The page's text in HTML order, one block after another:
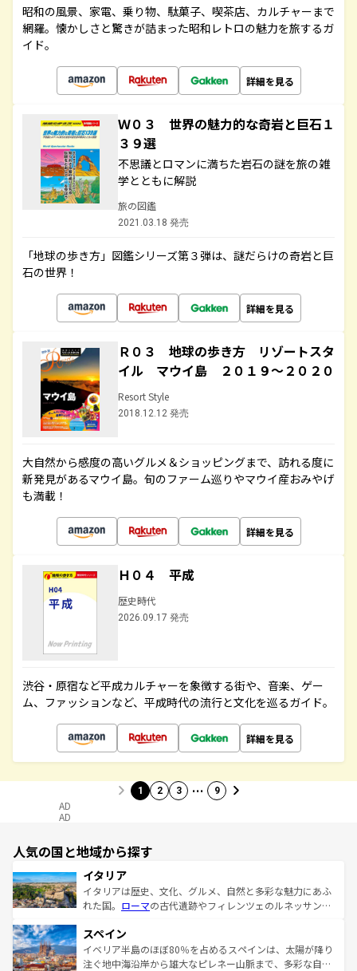
昭和の風景、家電、乗り物、駄菓子、喫茶店、カルチャーまで
網羅。懐かしさと驚きが詰まった昭和レトロの魅力を旅するガ
イド。
詳細を見る
Ｗ０３ 世界の魅力的な奇岩と巨石１
３９選
不思議とロマンに満ちた岩石の謎を旅の雑
学とともに解説
旅の図鑑
2021.03.18 発売
「地球の歩き方」図鑑シリーズ第３弾は、謎だらけの奇岩と巨
石の世界！
詳細を見る
Ｒ０３ 地球の歩き方 リゾートスタ
イル マウイ島 ２０１９～２０２０
Resort Style
2018.12.12 発売
大自然から感度の高いグルメ＆ショッピングまで、訪れる度に
新発見があるマウイ島。旬のファーム巡りやマウイ産おみやげ
も満載！
詳細を見る
Ｈ０４ 平成
歴史時代
2026.09.17 発売
渋谷・原宿など平成カルチャーを象徴する街や、音楽、ゲー
ム、ファッションなど、平成時代の流行と文化を巡るガイド。
詳細を見る
1 2 3 … 9
AD
AD
人気の国と地域から探す
イタリア
イタリアは歴史、文化、グルメ、自然と多彩な魅力にあふ
れた国。 ローマの古代遺跡やフィレンツェのルネッサンス
ろん、トスカーナの美しい田園風景やアマルフィ海岸の絶
景など、自然景観も見逃せない。観光の合間には、本場の
ピザやパスタなど、絶品のイタリア料理を堪能することも
スペイン
イベリア半島のほぼ80％を占めるスペインは、太陽が降り
注ぐ地中海沿岸から雄大なピレネー山脈まで、多彩な自然